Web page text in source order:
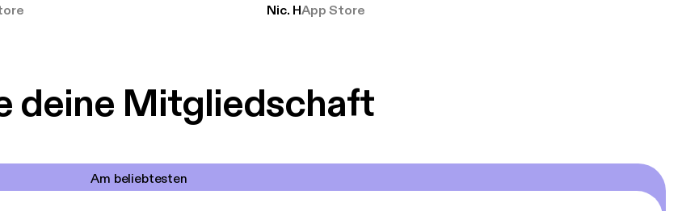
Nic. HApp Store
deine Mitgliedschaft
Am beliebtesten